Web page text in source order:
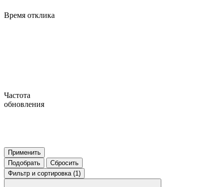
Время отклика
Частота
обновления
Применить
Подобрать
Сбросить
Фильтр и сортировка (1)